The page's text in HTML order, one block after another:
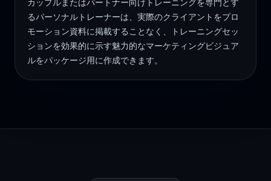
カップルまたはパートナー向けトレーニングを専門とす
るパーソナルトレーナーは、実際のクライアントをプロ
モーション資料に掲載することなく、トレーニングセッ
ションを効果的に示す魅力的なマーケティングビジュア
ルをパッケージ用に作成できます。